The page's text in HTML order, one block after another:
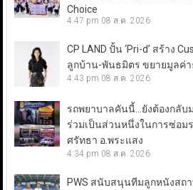
Choice
4:47 pm 08 ส.ค. 2026
CP LAND ปั้น ‘Pri-d’ สร้าง
ลูกบ้าน-พันธมิตร ขยายมูลค่า
4:43 pm 08 ส.ค. 2026
รถพยาบาลคันนี้…ยังต้องกลั
ร่วมเป็นส่วนหนึ่งในการซ่อม
ศรัทธา อ.พระแสง
4:34 pm 08 ส.ค. 2026
PWS สนับสนุนทีมลูกหนังสถ